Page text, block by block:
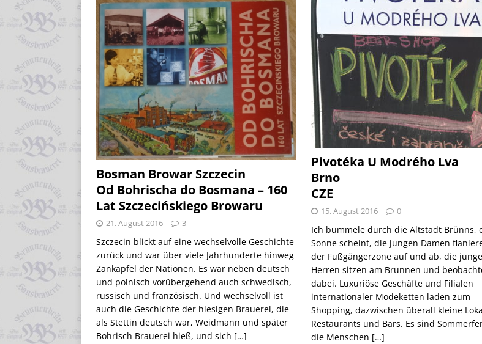
Bosman Browar Szczecin
Od Bohrischa do Bosmana – 160
Lat Szczecińskiego Browaru
21. August 2016 3
Szczecin blickt auf eine wechselvolle Geschichte
zurück und war über viele Jahrhunderte hinweg
Zankapfel der Nationen. Es war neben deutsch
und polnisch vorübergehend auch schwedisch,
russisch und französisch. Und wechselvoll ist
auch die Geschichte der hiesigen Brauerei, die
als Stettin deutsch war, Weidmann und später
Bohrisch Brauerei hieß, und sich […]
Pivotéka U Modrého Lva
Brno
CZE
15. August 2016 0
Ich bummele durch die Altstadt Brünns,
Sonne scheint, die jungen Damen
der Fußgängerzone auf und ab, die
Herren sitzen am Brunnen und
dabei. Luxuriöse Geschäfte und Filialen
internationaler Modeketten laden zum
Shopping, dazwischen überall kleine
Restaurants und Bars. Es sind
die Menschen […]